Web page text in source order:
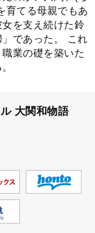
育てる母親でもあ
を支え続けた鈴
であった。 これ
業の礎を築いた
大関和物語